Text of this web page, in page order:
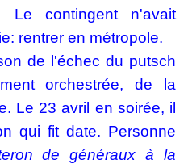
Le contingent n'avait
rentrer en métropole.
de l'échec du putsch
orchestrée, de la
Le 23 avril en soirée, il
qui fit date. Personne
de
généraux à la